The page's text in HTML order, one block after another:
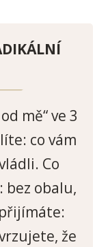
mě“ ve 3
co vám
Co
bez obalu,
že